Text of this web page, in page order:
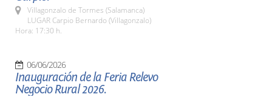
Villagonzalo de Tormes (Salamanca)
LUGAR Carpio Bernardo (Villagonzalo)
Hora: 17:30 h.
06/06/2026
Inauguración de la Feria Relevo
Negocio Rural 2026.